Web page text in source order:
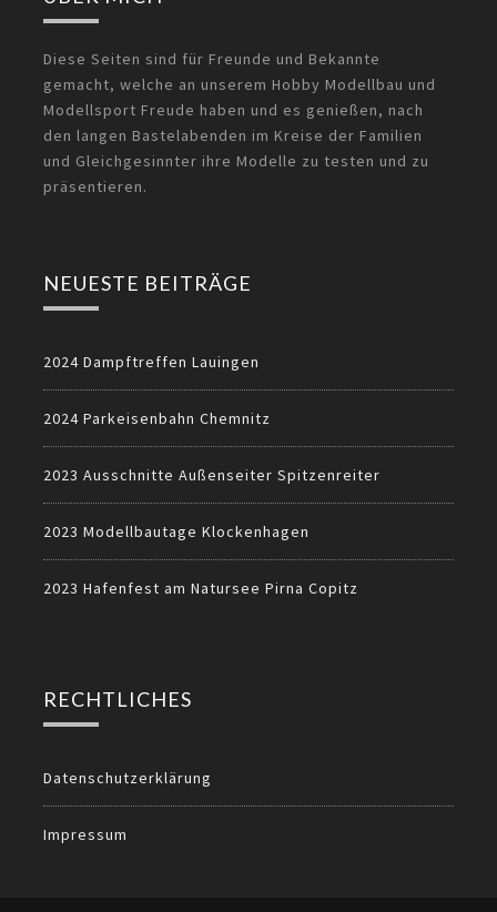
Diese Seiten sind für Freunde und Bekannte
gemacht, welche an unserem Hobby Modellbau und
Modellsport Freude haben und es genießen, nach
den langen Bastelabenden im Kreise der Familien
und Gleichgesinnter ihre Modelle zu testen und zu
präsentieren.
NEUESTE BEITRÄGE
2024 Dampftreffen Lauingen
2024 Parkeisenbahn Chemnitz
2023 Ausschnitte Außenseiter Spitzenreiter
2023 Modellbautage Klockenhagen
2023 Hafenfest am Natursee Pirna Copitz
RECHTLICHES
Datenschutzerklärung
Impressum